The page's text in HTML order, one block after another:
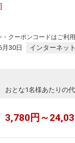
クーポンコードはご利
30日 インターネッ
おとな1名様あたりの
3,780円～